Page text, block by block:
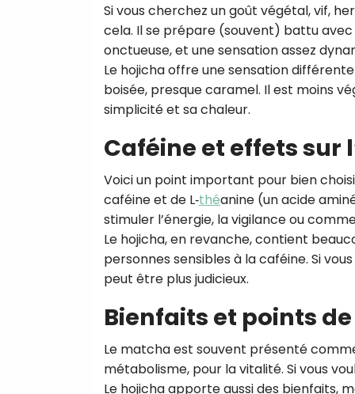
Si vous cherchez un goût végétal, vif,
cela. Il se prépare (souvent) battu avec
onctueuse, et une sensation assez
Le hojicha offre une sensation
boisée, presque caramel. Il est moins
simplicité et sa chaleur.
Caféine et effets sur
Voici un point important pour bien
caféine et de L‑théanine (un acide
stimuler l’énergie, la vigilance ou
Le hojicha, en revanche, contient
personnes sensibles à la caféine. Si
peut être plus judicieux.
Bienfaits et points
Le matcha est souvent présenté
métabolisme, pour la vitalité. Si vous
Le hojicha apporte aussi des